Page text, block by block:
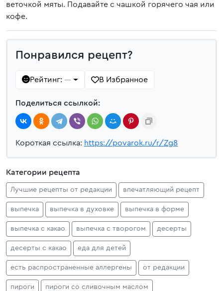
веточкой мяты. Подавайте с чашкой горячего чая или
кофе.
Понравился рецепт?
Рейтинг: — В Избранное
Поделиться ссылкой:
Короткая ссылка: https://povarok.ru/r/Zg8
Категории рецепта
Лучшие рецепты от редакции впечатляющий рецепт
выпечка выпечка в духовке выпечка в форме
выпечка с какао выпечка с творогом десерты
десерты с какао еда для детей
есть распространенные аллергены от редакции
пироги пироги со сливочным маслом